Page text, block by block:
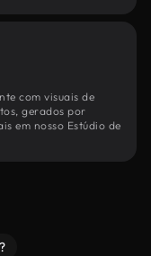
com visuais de
gerados por
em nosso Estúdio de